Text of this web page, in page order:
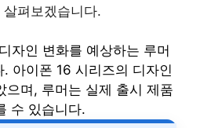
펴보겠습니다.
자인 변화를 예상하는 루머
아이폰 16 시리즈의 디자인
으며, 루머는 실제 출시 제품
수 있습니다.